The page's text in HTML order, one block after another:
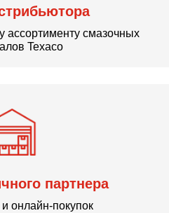
ассортименту смазочных
Texaco
партнера
онлайн-покупок